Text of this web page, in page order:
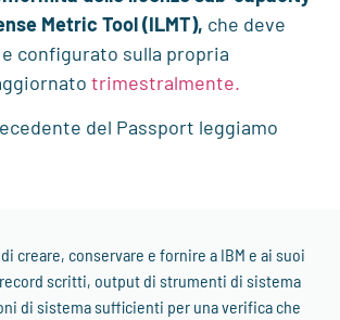
Metric Tool (ILMT), che deve
configurato sulla propria
trimestralmente.
del Passport leggiamo
creare, conservare e fornire a IBM e ai suoi
scritti, output di strumenti di sistema
di sistema sufficienti per una verifica che